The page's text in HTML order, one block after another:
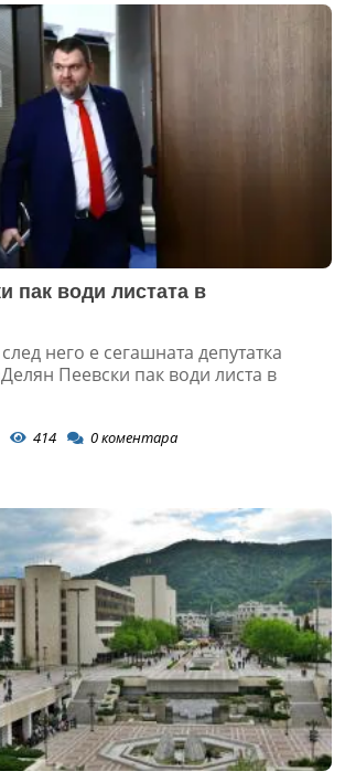
пак води листата в
него е сегашната депутатка
Пеевски пак води листа в
414 0коментара